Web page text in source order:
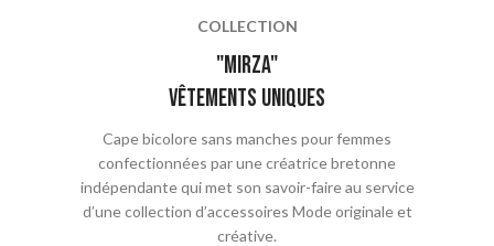
COLLECTION
"mirza"
vêtements uniques
Cape bicolore sans manches pour femmes
confectionnées par une créatrice bretonne
indépendante qui met son savoir-faire au service
d’une collection d’accessoires Mode originale et
créative.